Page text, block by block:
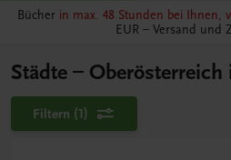
Bücher in max. 48 Stunden bei Ihnen,
EUR – Versand und
Städte –
Filtern (1)